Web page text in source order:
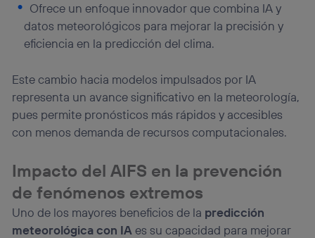
Ofrece un enfoque innovador que combina IA y
datos meteorológicos para mejorar la precisión y
eficiencia en la predicción del clima.
Este cambio hacia modelos impulsados por IA
representa un avance significativo en la meteorología,
pues permite pronósticos más rápidos y accesibles
con menos demanda de recursos computacionales.
Impacto del AIFS en la prevención
de fenómenos extremos
Uno de los mayores beneficios de la predicción
meteorológica con IA es su capacidad para mejorar